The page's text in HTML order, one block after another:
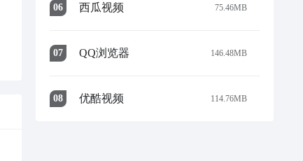
06 西瓜视频 75.46MB
07 QQ浏览器 146.48MB
08 优酷视频 114.76MB